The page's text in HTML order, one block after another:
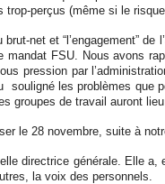
trop-perçus (même si le
brut-net et “l’engagement”
FSU. Nous avons
pression par
souligné les problèmes
groupes de travail auront lieu
le 28 novembre, suite à
directrice générale. Elle
la voix des personnels.